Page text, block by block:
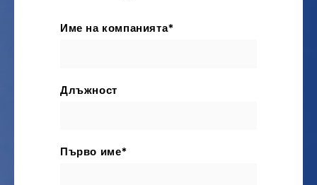
Име на компанията*
Длъжност
Първо име*